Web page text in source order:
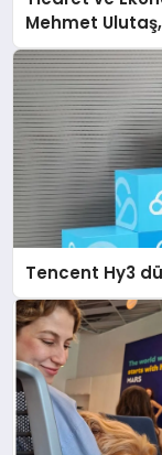
Mehmet
açıklamada
Tencent Hy3